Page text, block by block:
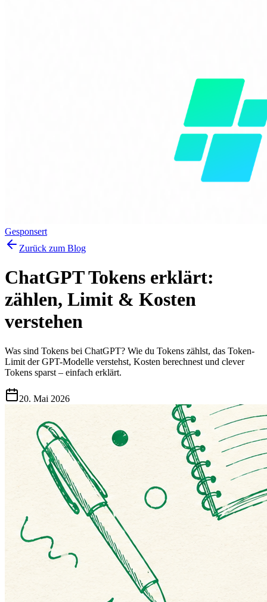
Gesponsert
Zurück zum Blog
ChatGPT Tokens erklärt:
zählen, Limit & Kosten
verstehen
Was sind Tokens bei ChatGPT? Wie du Tokens zählst, das Token-
Limit der GPT-Modelle verstehst, Kosten berechnest und clever
Tokens sparst – einfach erklärt.
20. Mai 2026